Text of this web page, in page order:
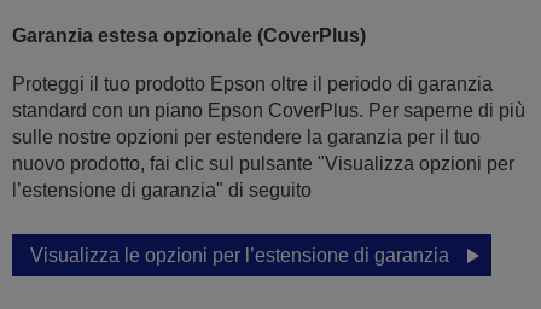
Garanzia estesa opzionale (CoverPlus)
Proteggi il tuo prodotto Epson oltre il periodo di garanzia
standard con un piano Epson CoverPlus. Per saperne di più
sulle nostre opzioni per estendere la garanzia per il tuo
nuovo prodotto, fai clic sul pulsante "Visualizza opzioni per
l’estensione di garanzia" di seguito
Visualizza le opzioni per l’estensione di garanzia